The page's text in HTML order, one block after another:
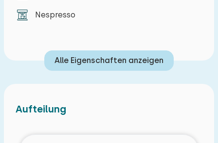
Nespresso
Alle Eigenschaften anzeigen
Aufteilung